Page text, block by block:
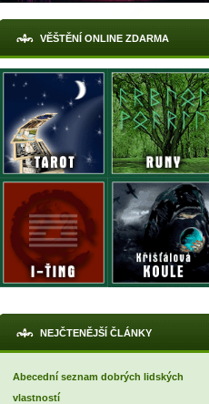
VĚŠTĚNÍ ONLINE ZDARMA
NEJČTENĚJŠÍ ČLÁNKY
Abecední seznam dobrých lidských
vlastností